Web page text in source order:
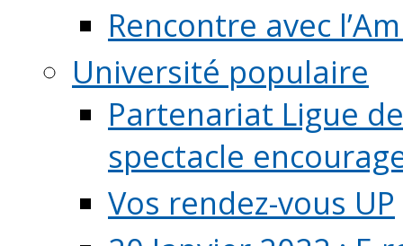
Rencontre avec
Université populaire
Partenariat Ligue
spectacle
Vos rendez-vous UP